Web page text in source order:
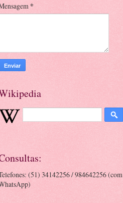
*
(51) 34142256 / 984642256 (com